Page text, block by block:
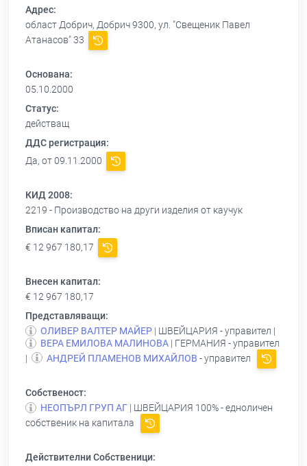
Адрес:
област Добрич, Добрич 9300, ул. "Свещеник Павел
Атанасов" 33
Основана:
05.10.2000
Статус:
действащ
ДДС регистрация:
Да, от 09.11.2000
КИД 2008:
2219 - Производство на други изделия от каучук
Вписан капитал:
€ 12 967 180,17
Внесен капитал:
€ 12 967 180,17
Представляващи:
ОЛИВЕР ВАЛТЕР МАЙЕР | ШВЕЙЦАРИЯ - управител |
ВЕРА ЕМИЛОВА МАЛИНОВА | ГЕРМАНИЯ - управител
|
АНДРЕЙ ПЛАМЕНОВ МИХАЙЛОВ - управител
Собственост:
НЕОПЪРЛ ГРУП АГ | ШВЕЙЦАРИЯ 100% - едноличен
собственик на капитала
Действителни Собственици: